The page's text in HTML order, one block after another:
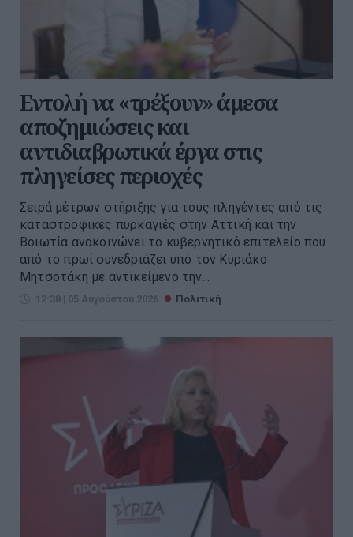
Εντολή να «τρέξουν» άμεσα
αποζημιώσεις και
αντιδιαβρωτικά έργα στις
πληγείσες περιοχές
Σειρά μέτρων στήριξης για τους πληγέντες από τις
καταστροφικές πυρκαγιές στην Αττική και την
Βοιωτία ανακοινώνει το κυβερνητικό επιτελείο που
από το πρωί συνεδριάζει υπό τον Κυριάκο
Μητσοτάκη με αντικείμενο την...
12:38 | 05 Αυγούστου 2026 Πολιτική